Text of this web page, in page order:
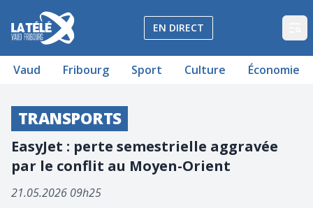
La Télé - Télévision régionale Vaud et Fribourg
EN DIRECT
Vaud Fribourg Sport Culture Économie
TRANSPORTS
EasyJet : perte semestrielle aggravée
par le conflit au Moyen-Orient
21.05.2026 09h25